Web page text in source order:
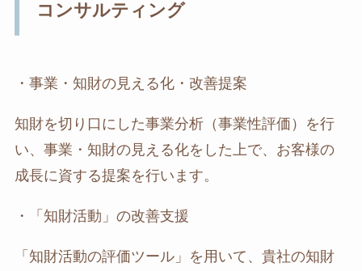
コンサルティング
・事業・知財の見える化・改善提案
知財を切り口にした事業分析（事業性評価）を行
い、事業・知財の見える化をした上で、お客様の
成長に資する提案を行います。
・「知財活動」の改善支援
「知財活動の評価ツール」を用いて、貴社の知財